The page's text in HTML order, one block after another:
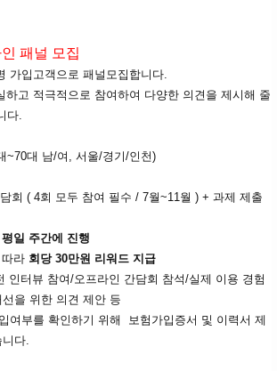
패널 모집
가입고객으로 패널모집합니다.
고 적극적으로 참여하여 다양한 의견을 제시해 줄
다.
~70대 남/여, 서울/경기/인천)
회 ( 4회 모두 참여 필수 / 7월~11월 ) + 과제 제출
일 주간에 진행
라 회당 30만원 리워드 지급
인터뷰 참여/오프라인 간담회 참석/실제 이용 경험
을 위한 의견 제안 등
여부를 확인하기 위해 보험가입증서 및 이력서 제
다.